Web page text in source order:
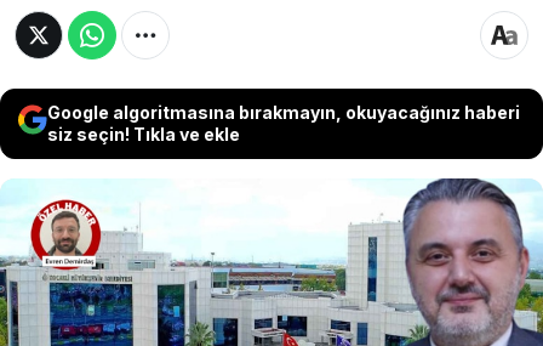
Google algoritmasına bırakmayın, okuyacağınız haberi
siz seçin! Tıkla ve ekle
Kocaeli Büyükşehir Belediyesi iştiraki UlaşımPark
A.Ş., 1,3 milyon TL’lik iki ayrı ihaleyi AKP Kocaeli İl
Başkan Yardımcısı Murad Ergelen’in şirketine
verdi. Kamuoyunun tepkisi üzerine açıklama